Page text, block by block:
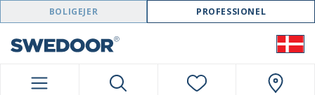
SWEDOOR NAVIGATION
BOLIGEJER PROFESSIONEL